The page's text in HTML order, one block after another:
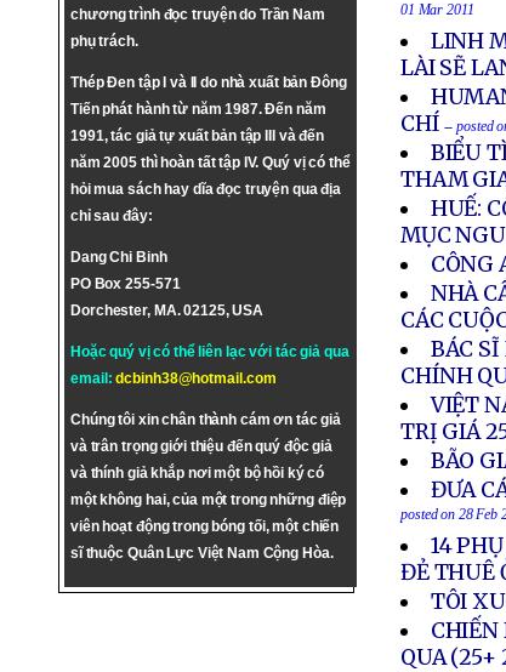
chương trình đọc truyện do Trần Nam
phụ trách.
Thép Đen tập I và II do nhà xuất bản Đông
Tiến phát hành từ năm 1987. Đến năm
1991, tác giả tự xuất bản tập III và đến
năm 2005 thì hoàn tất tập IV. Quý vị có thể
hỏi mua sách hay dĩa đọc truyện qua địa
chỉ sau đây:
Dang Chi Binh
PO Box 255-571
Dorchester, MA. 02125, USA
Hoặc quý vị có thể liên lạc với tác giả qua
email:dcbinh38@hotmail.com
Chúng tôi xin chân thành cám ơn tác giả
và trân trọng giới thiệu đến quý độc giả
và thính giả khắp nơi một bộ hồi ký có
một không hai, của một trong những điệp
viên hoạt động trong bóng tối, một chiến
sĩ thuộc Quân Lực Việt Nam Cộng Hòa.
01 Mar 2011
LINH
LÀI SẼ
CHÍ -- posted
BIỂU
THAM
HUẾ:
MỤC
CÔNG
NHÀ
CÁC
BÁC
CHÍNH
VIỆT
TRỊ GIÁ
BÃO
ĐƯA
posted on 28 Feb
14
ĐẺ THUÊ
TÔI
CHIẾN
QUA (25+